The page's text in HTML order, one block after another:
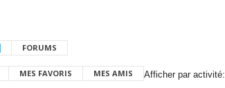
FORUMS
MES FAVORIS MES AMIS Afficher par activité: